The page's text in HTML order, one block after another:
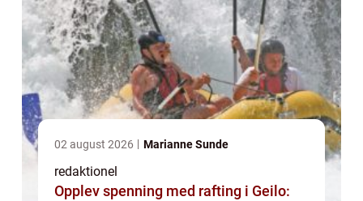
02 august 2026 Marianne Sunde
redaktionel
Opplev spenning med rafting i Geilo: